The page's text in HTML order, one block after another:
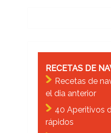
RECETAS DE
Recetas de
el dia anterior
40 Aperitivos
rápidos